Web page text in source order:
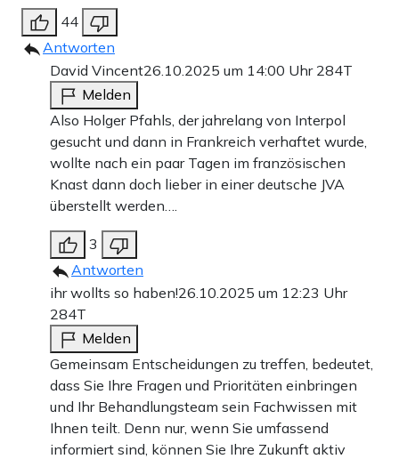
44
Antworten
David Vincent26.10.2025 um 14:00 Uhr 284T
Melden
Also Holger Pfahls, der jahrelang von Interpol
gesucht und dann in Frankreich verhaftet wurde,
wollte nach ein paar Tagen im französischen
Knast dann doch lieber in einer deutsche JVA
überstellt werden….
3
Antworten
ihr wollts so haben!26.10.2025 um 12:23 Uhr
284T
Melden
Gemeinsam Entscheidungen zu treffen, bedeutet,
dass Sie Ihre Fragen und Prioritäten einbringen
und Ihr Behandlungsteam sein Fachwissen mit
Ihnen teilt. Denn nur, wenn Sie umfassend
informiert sind, können Sie Ihre Zukunft aktiv